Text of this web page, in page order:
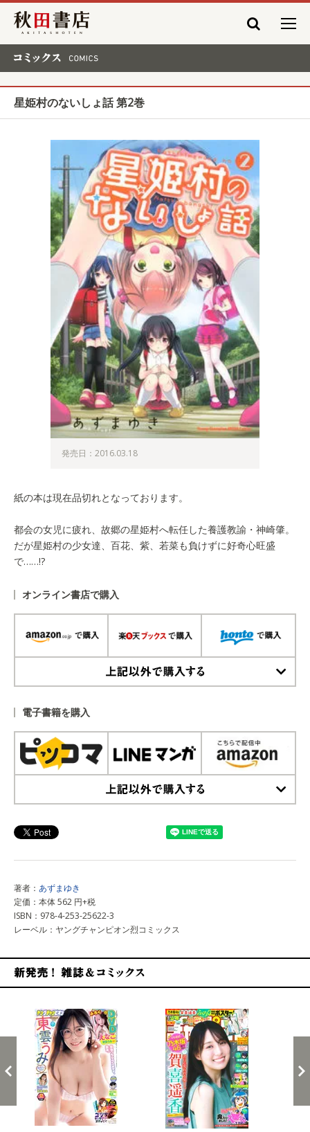
秋田書店
星姫村のないしょ話 第2巻
発売日：2016.03.18
紙の本は現在品切れとなっております。
都会の女児に疲れ、故郷の星姫村へ転任した養護教諭・神崎肇。
だが星姫村の少女達、百花、紫、若菜も負けずに好奇心旺盛
で……!?
オンライン書店で購入
電子書籍を購入
著者： あずまゆき
定価：本体 562 円+税
ISBN：978-4-253-25622-3
レーベル：ヤングチャンピオン烈コミックス